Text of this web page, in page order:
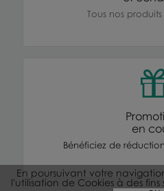
Tous nos
en
Bénéficiez de
En poursuivant votre
l'utilisation de Cookies à des